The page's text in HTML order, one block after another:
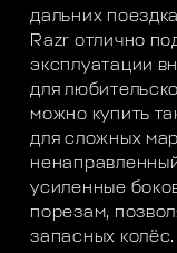
дальних
Razr отлично
эксплуатации
для
можно купить
для сложных
усиленные
порезам,
запасных